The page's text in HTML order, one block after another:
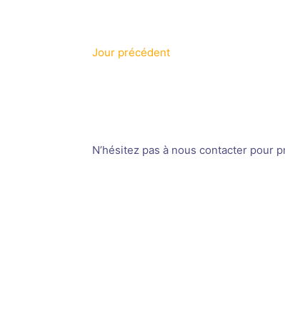
Jour précédent
N’hésitez pas à nous contacter